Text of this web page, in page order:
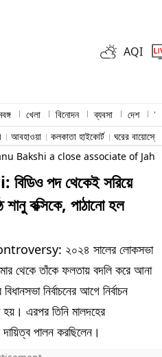
AQI
খেলা বিনোদন ব্যবসা দেশ
আবহাওয়া কলকাতা হাইকোর্ট
ঘরের
Bakshi a close associate of
পদ থেকেই সরিয়ে
শানু বক্সিকে, পাঠানো হল
২০২৪ সালের লোকসভা
থেকে তাঁকে ফলতায় বদলি করে আনা
নির্বাচনের আগে নির্বাচন
হয়। এরপর তিনি মালদহের
দায়িত্ব পালন করছিলেন।